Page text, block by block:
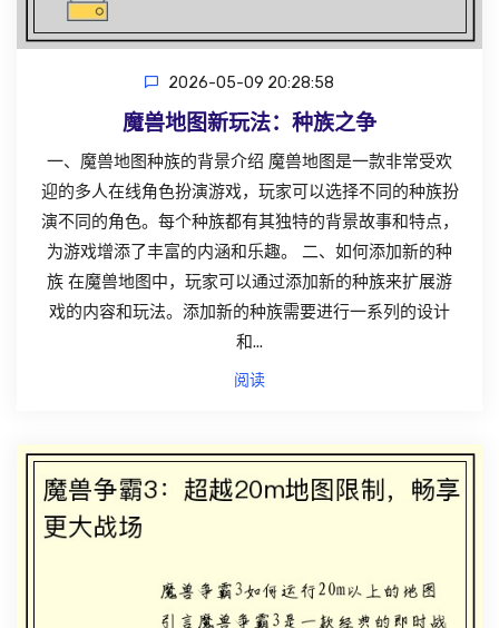
2026-05-09 20:28:58
魔兽地图新玩法：种族之争
一、魔兽地图种族的背景介绍 魔兽地图是一款非常受欢
迎的多人在线角色扮演游戏，玩家可以选择不同的种族扮
演不同的角色。每个种族都有其独特的背景故事和特点，
为游戏增添了丰富的内涵和乐趣。 二、如何添加新的种
族 在魔兽地图中，玩家可以通过添加新的种族来扩展游
戏的内容和玩法。添加新的种族需要进行一系列的设计
和...
阅读